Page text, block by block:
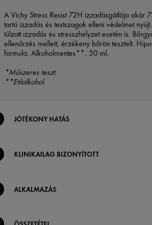
A Vichy Stress Resist 72H izzadásgátlója akár
tartó izzadás és testszagok elleni védelmet
túlzott izzadás és stresszhelyzet esetén is.
ellenőrzés mellett, érzékeny bőrön tesztelt.
formula. Alkoholmentes**. 50 ml.
*Műszeres teszt.
**Etilalkohol.
JÓTÉKONY HATÁS
KLINIKAILAG BIZONYÍTOTT
ALKALMAZÁS